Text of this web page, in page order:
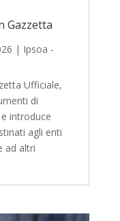
Gazzetta
| Ipsoa -
Ufficiale,
di
introduce
agli enti
ad altri